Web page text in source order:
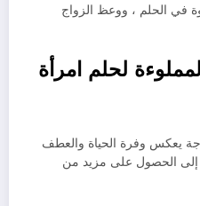
في الحلم ، ووعظ الزواج
لحلم امرأة
يعكس وفرة الحياة والعطف
إلى الحصول على مزيد من